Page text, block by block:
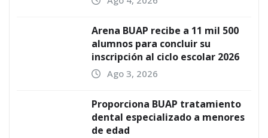
Arena BUAP recibe a 11 mil 500
alumnos para concluir su
inscripción al ciclo escolar 2026
Ago 3, 2026
Proporciona BUAP tratamiento
dental especializado a menores
de edad